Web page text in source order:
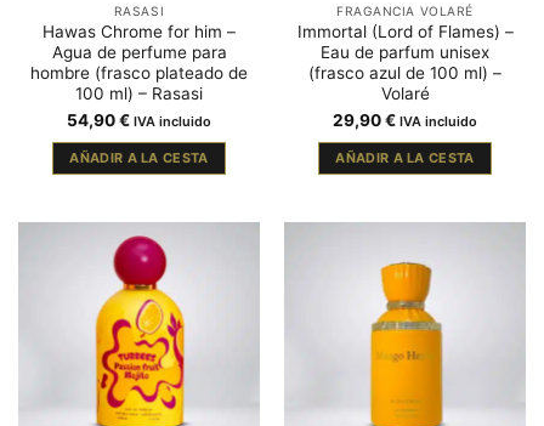
RASASI
Hawas Chrome for him –
Agua de perfume para
hombre (frasco plateado de
100 ml) – Rasasi
54,90€ IVA incluido
AÑADIR A LA CESTA
FRAGANCIA VOLARÉ
Immortal (Lord of Flames) –
Eau de parfum unisex
(frasco azul de 100 ml) –
Volaré
29,90€ IVA incluido
AÑADIR A LA CESTA